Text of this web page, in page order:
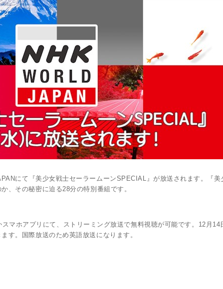
にて『美少女戦士セーラームーンSPECIAL』が放送されます。『美
、その秘密に迫る28分の特別番組です。
マホアプリにて、ストリーミング放送で無料視聴が可能です。12月14
す。国際放送のため英語放送になります。